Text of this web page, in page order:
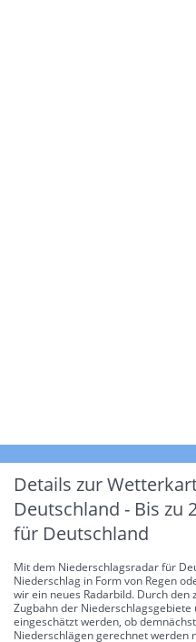
Details zur
Deutschland - Bis zu
für Deutschland
Mit dem Niederschlagsradar für
Niederschlag in Form von Regen
wir ein neues Radarbild. Durch den
Zugbahn der
eingeschätzt werden, ob
Niederschlägen gerechnet werden